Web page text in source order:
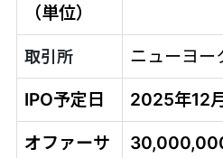
（単位）
取引所
ニューヨー
IPO予定日
2025年12
オファーサ